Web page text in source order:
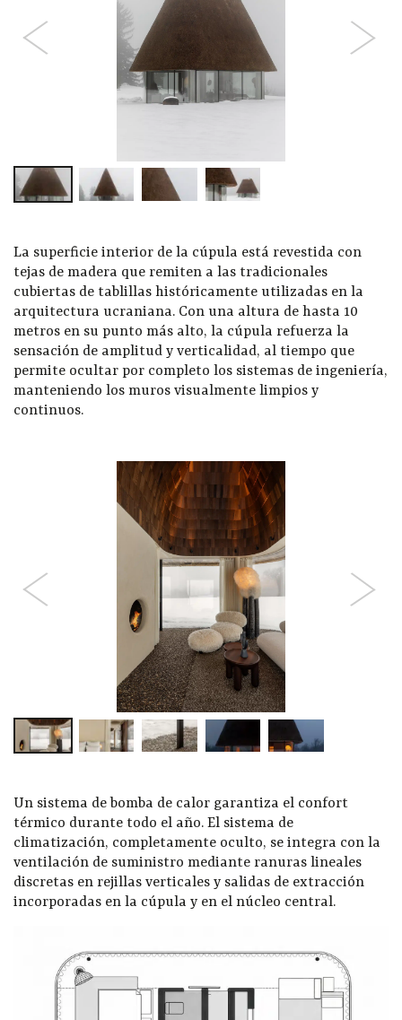
La superficie interior de la cúpula está revestida con
tejas de madera que remiten a las tradicionales
cubiertas de tablillas históricamente utilizadas en la
arquitectura ucraniana. Con una altura de hasta 10
metros en su punto más alto, la cúpula refuerza la
sensación de amplitud y verticalidad, al tiempo que
permite ocultar por completo los sistemas de ingeniería,
manteniendo los muros visualmente limpios y
continuos.
Un sistema de bomba de calor garantiza el confort
térmico durante todo el año. El sistema de
climatización, completamente oculto, se integra con la
ventilación de suministro mediante ranuras lineales
discretas en rejillas verticales y salidas de extracción
incorporadas en la cúpula y en el núcleo central.